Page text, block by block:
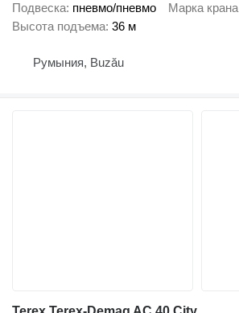
Подвеска пневмо/пневмо Марка крана
Высота подъема 36 м
Румыния, Buzău